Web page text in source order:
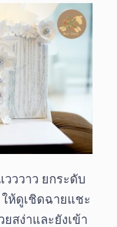
ววาว ยกระดับ
ให้ดูเชิดฉายแชะ
สง่าและยังเข้า